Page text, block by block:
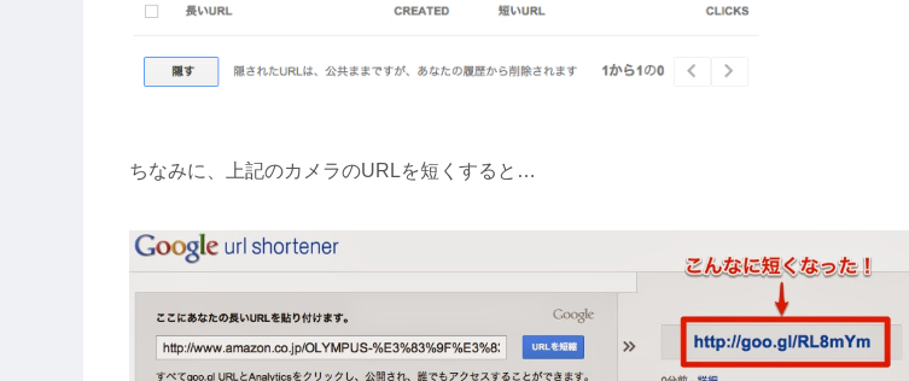
ちなみに、上記のカメラのURLを短くすると…